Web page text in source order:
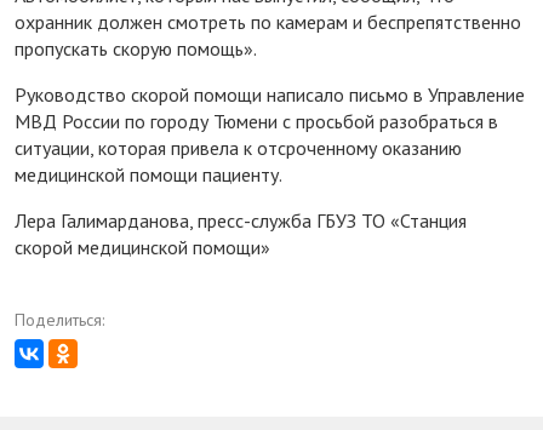
охранник должен смотреть по камерам и беспрепятственно
пропускать скорую помощь».
Руководство скорой помощи написало письмо в Управление
МВД России по городу Тюмени с просьбой разобраться в
ситуации, которая привела к отсроченному оказанию
медицинской помощи пациенту.
Лера Галимарданова, пресс-служба ГБУЗ ТО «Станция
скорой медицинской помощи»
Поделиться: